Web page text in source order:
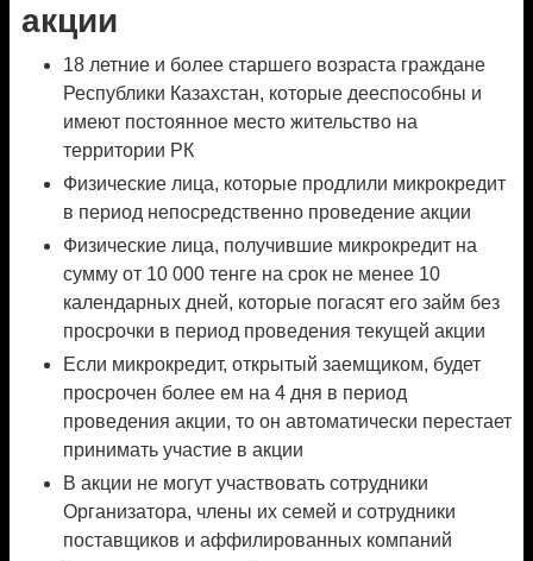
акции
18 летние и более старшего возраста граждане
Республики Казахстан, которые дееспособны и
имеют постоянное место жительство на
территории РК
Физические лица, которые продлили микрокредит
в период непосредственно проведение акции
Физические лица, получившие микрокредит на
сумму от 10 000 тенге на срок не менее 10
календарных дней, которые погасят его займ без
просрочки в период проведения текущей акции
Если микрокредит, открытый заемщиком, будет
просрочен более ем на 4 дня в период
проведения акции, то он автоматически перестает
принимать участие в акции
В акции не могут участвовать сотрудники
Организатора, члены их семей и сотрудники
поставщиков и аффилированных компаний